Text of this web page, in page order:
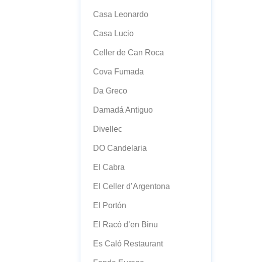
Casa Leonardo
Casa Lucio
Celler de Can Roca
Cova Fumada
Da Greco
Damadá Antiguo
Divellec
DO Candelaria
El Cabra
El Celler d’Argentona
El Portón
El Racó d’en Binu
Es Caló Restaurant